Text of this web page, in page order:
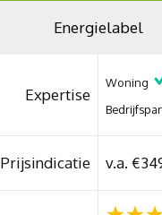
Energielabel
Expertise
Woning
Prijsindicatie v.a.